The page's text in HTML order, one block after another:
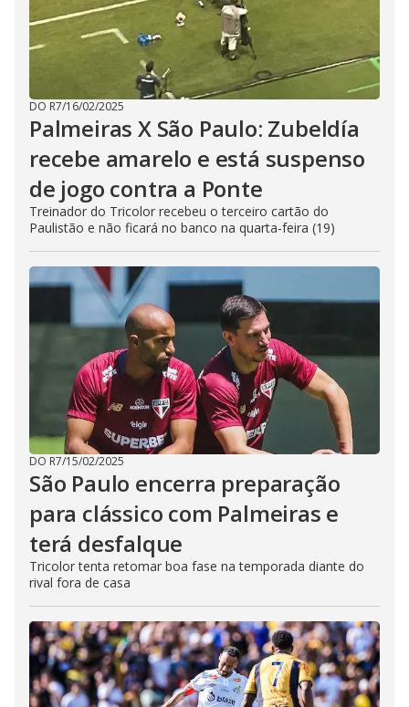
DO R7/16/02/2025
Palmeiras X São Paulo: Zubeldía
recebe amarelo e está suspenso
de jogo contra a Ponte
Treinador do Tricolor recebeu o terceiro cartão do
Paulistão e não ficará no banco na quarta-feira (19)
DO R7/15/02/2025
São Paulo encerra preparação
para clássico com Palmeiras e
terá desfalque
Tricolor tenta retomar boa fase na temporada diante do
rival fora de casa